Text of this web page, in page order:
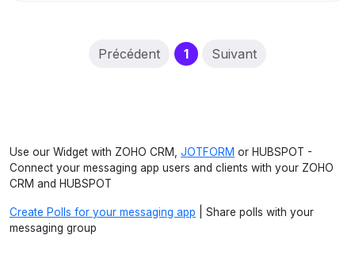
Précédent 1(current)
Suivant
Use our Widget with ZOHO CRM, JOTFORM or HUBSPOT -
Connect your messaging app users and clients with your ZOHO
CRM and HUBSPOT
Create Polls for your messaging app | Share polls with your
messaging group